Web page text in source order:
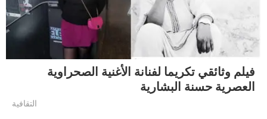
فيلم وثائقي تكريما لفنانة الأغنية الصحراوية
العصرية حسنة البشارية
التقافية